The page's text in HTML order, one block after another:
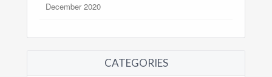
December 2020
CATEGORIES